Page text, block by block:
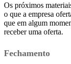
Os próximos
o que a empresa
que em algum
receber uma oferta.
Fechamento